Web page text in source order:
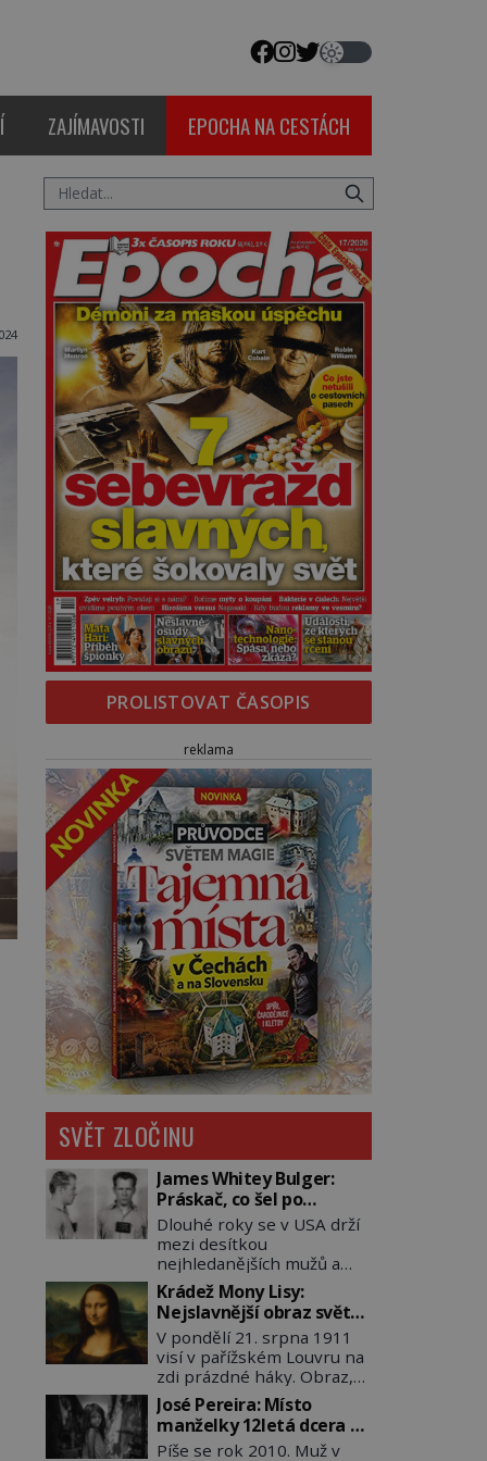
ZAJÍMAVOSTI EPOCHA NA CESTÁCH
PROLISTOVAT ČASOPIS
reklama
SVĚT ZLOČINU
James Whitey Bulger:
Práskač, co šel po
práskačích
Dlouhé roky se v USA drží
mezi desítkou
nejhledanějších mužů a
dopracuje to až na číslo
dvě – hned po Usámovi bin
Ládinovi (1957–2011). To je
James „Whitey“ Bulger
(1929–2018) viněný ze
spoluúčasti na 19
vraždách, vydírání a lichvy.
A samozřejmě, krom toho
je ještě drogový dealer,
Krádež Mony Lisy:
Nejslavnější obraz světa
zůstane dva roky
nezvěstný
V pondělí 21. srpna 1911
visí v pařížském Louvru na
zdi prázdné háky. Obraz,
který dnes zná celý svět, je
pryč. Zpočátku si nikdo
nemyslí, že jde o krádež.
Zaměstnanci jsou
José Pereira: Místo
manželky 12letá dcera –
a sousedi o všem vědí!
Píše se rok 2010. Muž v